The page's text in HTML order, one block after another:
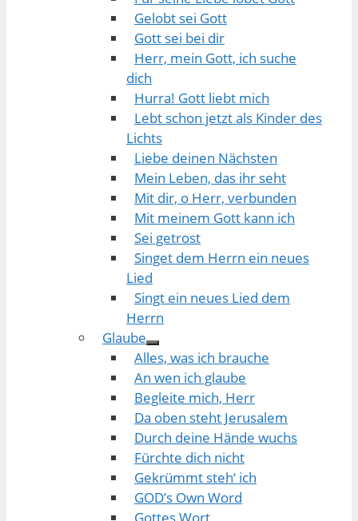
Gelobt sei Gott
Gott sei bei dir
Herr, mein Gott, ich suche
dich
Hurra! Gott liebt mich
Lebt schon jetzt als Kinder des
Lichts
Liebe deinen Nächsten
Mein Leben, das ihr seht
Mit dir, o Herr, verbunden
Mit meinem Gott kann ich
Sei getrost
Singet dem Herrn ein neues
Lied
Singt ein neues Lied dem
Herrn
Glaube
Alles, was ich brauche
An wen ich glaube
Begleite mich, Herr
Da oben steht Jerusalem
Durch deine Hände wuchs
Fürchte dich nicht
Gekrümmt steh‘ ich
GOD’s Own Word
Gottes Wort